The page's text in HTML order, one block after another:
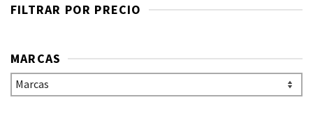
FILTRAR POR PRECIO
MARCAS